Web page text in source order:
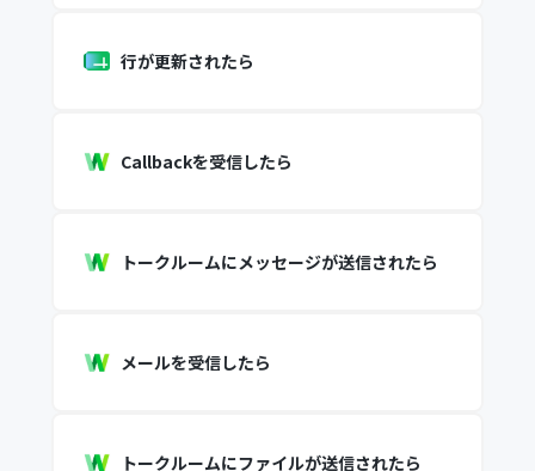
行が更新されたら
Callbackを受信したら
トークルームにメッセージが送信されたら
メールを受信したら
トークルームにファイルが送信されたら